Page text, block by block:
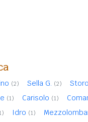
(2) Sella G. (2) Storo
(1) Carisolo (1)
Idro (1)